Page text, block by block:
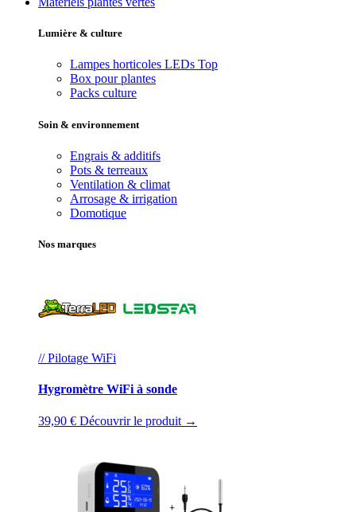
Lumière & culture
Lampes horticoles LEDs Top
Box pour plantes
Packs culture
Soin & environnement
Engrais & additifs
Pots & terreaux
Ventilation & climat
Arrosage & irrigation
Domotique
Nos marques
// Pilotage WiFi
Hygromètre WiFi à sonde
39,90 € Découvrir le produit →